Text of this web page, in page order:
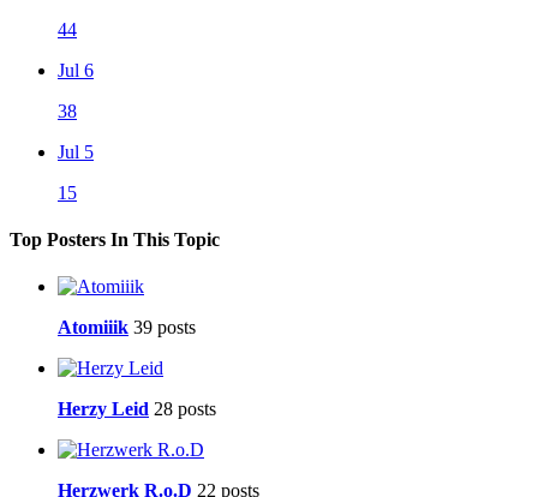
44
Jul 6
38
Jul 5
15
Top Posters In This Topic
Atomiiik 39 posts
Herzy Leid 28 posts
Herzwerk R.o.D 22 posts